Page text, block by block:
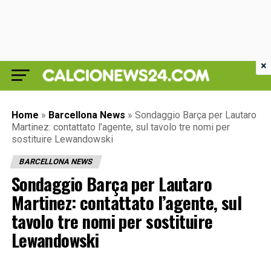
Home » Barcellona News » Sondaggio Barça per Lautaro
Martinez: contattato l’agente, sul tavolo tre nomi per
sostituire Lewandowski
BARCELLONA NEWS
Sondaggio Barça per Lautaro
Martinez: contattato l’agente, sul
tavolo tre nomi per sostituire
Lewandowski
×